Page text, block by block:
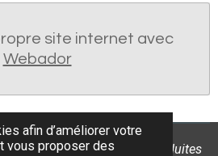
afin d’améliorer votre
vous proposer des
site internet avec
Webador
et ne peuvent être reproduites